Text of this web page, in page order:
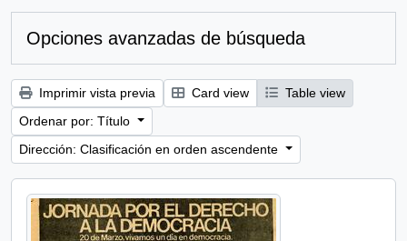
Opciones avanzadas de búsqueda
Imprimir vista previa Card view
Table view
Ordenar por: Título
Dirección: Clasificación en orden ascendente